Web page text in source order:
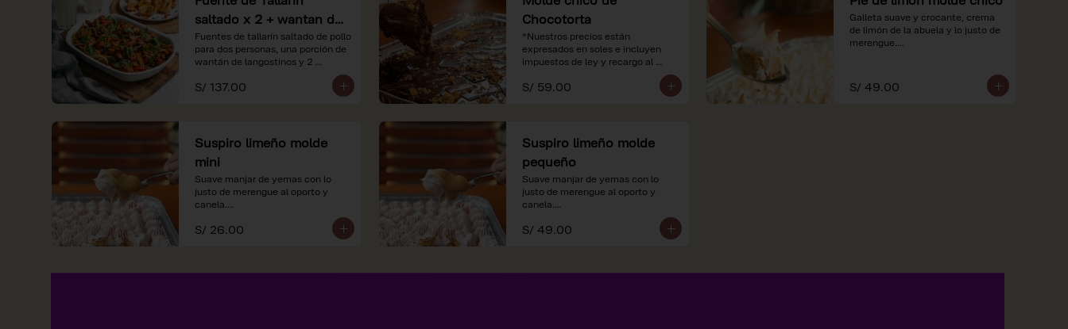
saltado x 2 + wantan de
langostinos + 2
limonadas
Fuentes de tallarín saltado de pollo
para dos personas, una porción de
wantán de langostinos y 2
S/ 137.00
Chocotorta
*Nuestros precios están
expresados en soles e incluyen
impuestos de ley y recargo al
S/ 59.00
Galleta suave y crocante, crema
de limón de la abuela y lo justo de
merengue.
expresados en soles e incluyen
impuestos de ley y recargo al
S/ 49.00
Suspiro limeño molde
mini
Suave manjar de yemas con lo
justo de merengue al oporto y
canela.
*Nuestros precios están
S/ 26.00
Suspiro limeño molde
pequeño
Suave manjar de yemas con lo
justo de merengue al oporto y
canela.
*Nuestros precios están
S/ 49.00